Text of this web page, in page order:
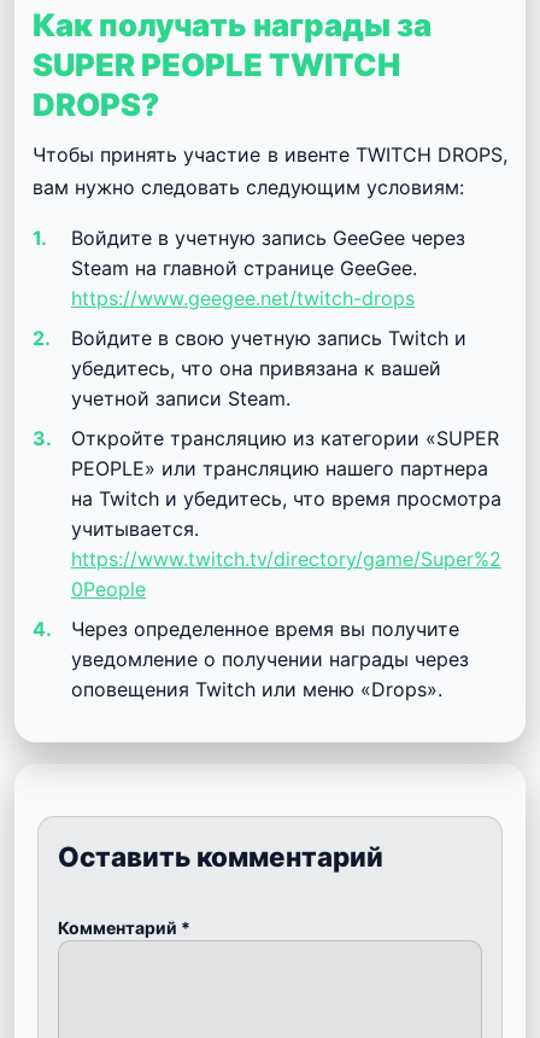
Как получать награды за
SUPER PEOPLE TWITCH
DROPS?
Чтобы принять участие в ивенте TWITCH DROPS,
вам нужно следовать следующим условиям:
Войдите в учетную запись GeeGee через
Steam на главной странице GeeGee.
https://www.geegee.net/twitch-drops
Войдите в свою учетную запись Twitch и
убедитесь, что она привязана к вашей
учетной записи Steam.
Откройте трансляцию из категории «SUPER
PEOPLE» или трансляцию нашего партнера
на Twitch и убедитесь, что время просмотра
учитывается.
https://www.twitch.tv/directory/game/Super%2
0People
Через определенное время вы получите
уведомление о получении награды через
оповещения Twitch или меню «Drops».
Оставить комментарий
Комментарий *